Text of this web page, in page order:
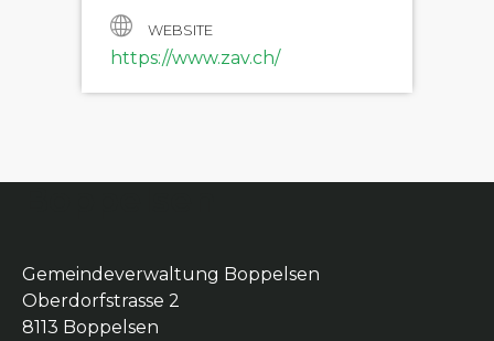
WEBSITE
https://www.zav.ch/
Gemeindeverwaltung Boppelsen
Oberdorfstrasse 2
8113 Boppelsen